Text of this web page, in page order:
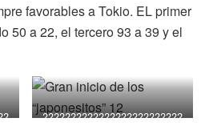
favorables a Tokio. EL primer
50 a 22, el tercero 93 a 39 y el
?????????????????????????